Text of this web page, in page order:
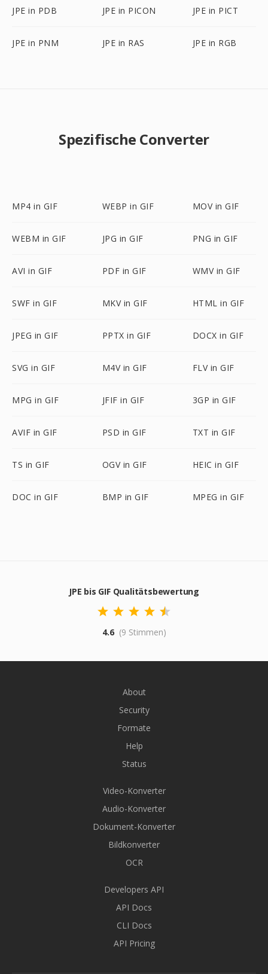
JPE in PDB JPE in PICON JPE in PICT
JPE in PNM JPE in RAS JPE in RGB
Spezifische Converter
MP4 in GIF WEBP in GIF MOV in GIF
WEBM in GIF JPG in GIF PNG in GIF
AVI in GIF PDF in GIF WMV in GIF
SWF in GIF MKV in GIF HTML in GIF
JPEG in GIF PPTX in GIF DOCX in GIF
SVG in GIF M4V in GIF FLV in GIF
MPG in GIF JFIF in GIF 3GP in GIF
AVIF in GIF PSD in GIF TXT in GIF
TS in GIF OGV in GIF HEIC in GIF
DOC in GIF BMP in GIF MPEG in GIF
JPE bis GIF Qualitätsbewertung
4.6 (9 Stimmen)
About
Security
Formate
Help
Status
Video-Konverter
Audio-Konverter
Dokument-Konverter
Bildkonverter
OCR
Developers API
API Docs
CLI Docs
API Pricing